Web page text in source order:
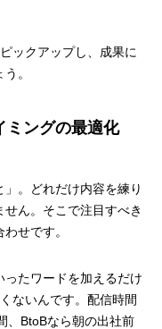
ックアップし、成果に
。
ミングの最適化
。どれだけ内容を練り
ん。そこで注目すべき
せです。
たワードを加えるだけ
ないんです。配信時間
、BtoBなら朝の出社前